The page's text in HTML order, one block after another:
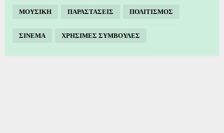
ΜΟΥΣΙΚΗ ΠΑΡΑΣΤΑΣΕΙΣ ΠΟΛΙΤΙΣΜΟΣ
ΣΙΝΕΜΑ ΧΡΗΣΙΜΕΣ ΣΥΜΒΟΥΛΕΣ